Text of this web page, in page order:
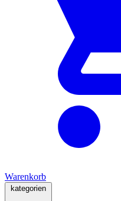
Warenkorb
kategorien